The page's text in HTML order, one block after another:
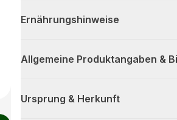
Ernährungshinweise
Allgemeine Produktangaben &
Ursprung & Herkunft